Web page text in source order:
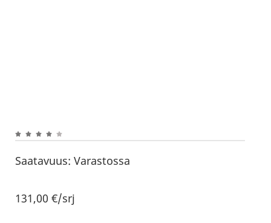
Saatavuus: Varastossa
131,00€/srj